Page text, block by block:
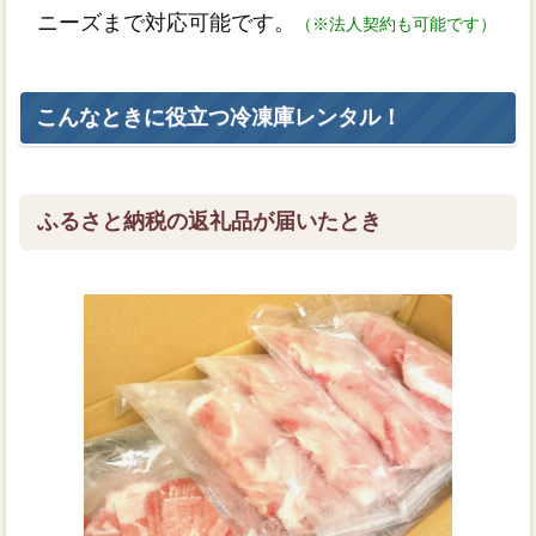
ニーズまで対応可能です。 （※法人契約も可能です）
こんなときに役立つ冷凍庫レンタル！
ふるさと納税の返礼品が届いたとき